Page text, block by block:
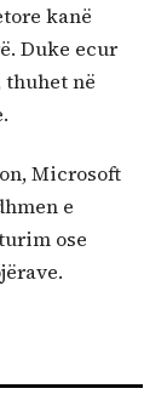
kanë
Duke ecur
thuhet në
Microsoft
e
ose